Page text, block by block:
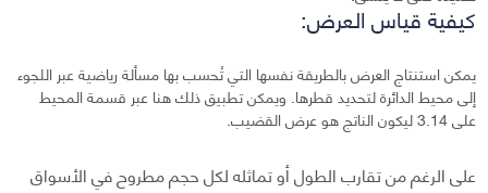
كيفية قياس العرض:
يمكن استنتاج العرض بالطريقة نفسها التي تُحسب بها مسألة رياضية عبر اللجوء
إلى محيط الدائرة لتحديد قطرها. ويمكن تطبيق ذلك هنا عبر قسمة المحيط
على 3.14 ليكون الناتج هو عرض القضيب.
على الرغم من تقارب الطول أو تماثله لكل حجم مطروح في الأسواق